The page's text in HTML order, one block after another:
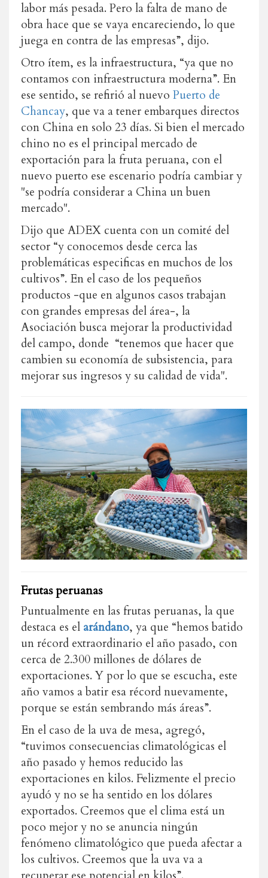
labor más pesada. Pero la falta de mano de
obra hace que se vaya encareciendo, lo que
juega en contra de las empresas”, dijo.
Otro ítem, es la infraestructura, “ya que no
contamos con infraestructura moderna”. En
ese sentido, se refirió al nuevo Puerto de
Chancay, que va a tener embarques directos
con China en solo 23 días. Si bien el mercado
chino no es el principal mercado de
exportación para la fruta peruana, con el
nuevo puerto ese escenario podría cambiar y
"se podría considerar a China un buen
mercado".
Dijo que ADEX cuenta con un comité del
sector “y conocemos desde cerca las
problemáticas especificas en muchos de los
cultivos”. En el caso de los pequeños
productos -que en algunos casos trabajan
con grandes empresas del área-, la
Asociación busca mejorar la productividad
del campo, donde “tenemos que hacer que
cambien su economía de subsistencia, para
mejorar sus ingresos y su calidad de vida".
Frutas peruanas
Puntualmente en las frutas peruanas, la que
destaca es el arándano, ya que “hemos batido
un récord extraordinario el año pasado, con
cerca de 2.300 millones de dólares de
exportaciones. Y por lo que se escucha, este
año vamos a batir esa récord nuevamente,
porque se están sembrando más áreas”.
En el caso de la uva de mesa, agregó,
“tuvimos consecuencias climatológicas el
año pasado y hemos reducido las
exportaciones en kilos. Felizmente el precio
ayudó y no se ha sentido en los dólares
exportados. Creemos que el clima está un
poco mejor y no se anuncia ningún
fenómeno climatológico que pueda afectar a
los cultivos. Creemos que la uva va a